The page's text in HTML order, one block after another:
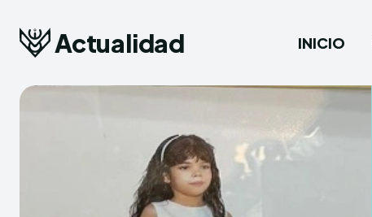
Actualidad INICIO